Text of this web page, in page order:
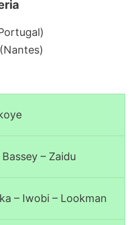
– Zaidu
– Iwobi – Lookman